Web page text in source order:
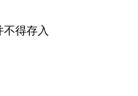
得存入